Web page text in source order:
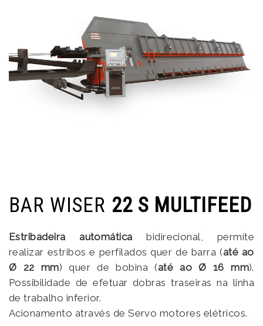
BAR WISER 22 S MULTIFEED
Estribadeira automáticabidirecional, permite
realizar estribos e perfilados quer de barra (até ao
Ø 22 mm) quer de bobina (até ao Ø 16 mm).
Possibilidade de efetuar dobras traseiras na linha
de trabalho inferior.
Acionamento através de Servo motores elétricos.